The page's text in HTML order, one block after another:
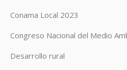
Conama Local 2023
Congreso Nacional del Medio
Desarrollo rural